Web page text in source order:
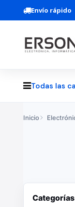
Envío rápido
Todas las
Inicio
Categorías